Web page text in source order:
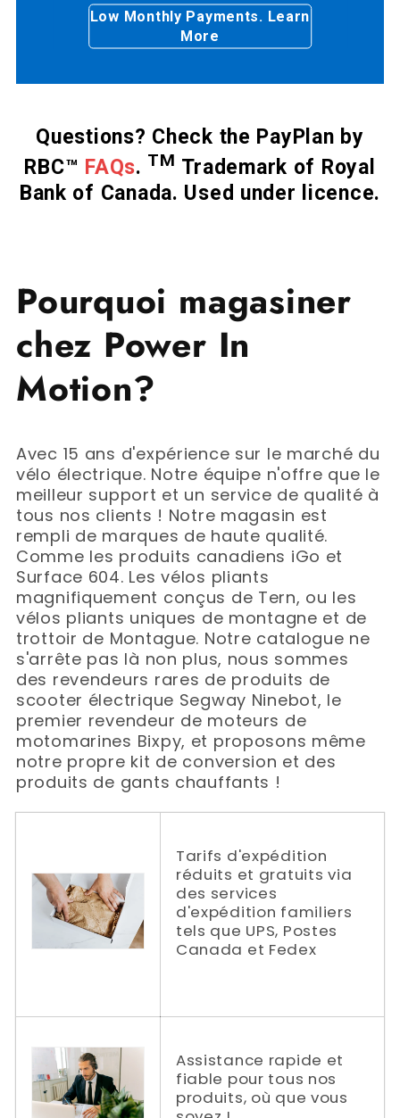
Low Monthly Payments. Learn
More
Questions? Check the PayPlan by
RBC™ FAQs. TM Trademark of Royal
Bank of Canada. Used under licence.
Pourquoi magasiner
chez Power In
Motion?
Avec 15 ans d'expérience sur le marché du
vélo électrique. Notre équipe n'offre que le
meilleur support et un service de qualité à
tous nos clients ! Notre magasin est
rempli de marques de haute qualité.
Comme les produits canadiens iGo et
Surface 604. Les vélos pliants
magnifiquement conçus de Tern, ou les
vélos pliants uniques de montagne et de
trottoir de Montague. Notre catalogue ne
s'arrête pas là non plus, nous sommes
des revendeurs rares de produits de
scooter électrique Segway Ninebot, le
premier revendeur de moteurs de
motomarines Bixpy, et proposons même
notre propre kit de conversion et des
produits de gants chauffants !
Tarifs d'expédition
réduits et gratuits via
des services
d'expédition familiers
tels que UPS, Postes
Canada et Fedex
Assistance rapide et
fiable pour tous nos
produits, où que vous